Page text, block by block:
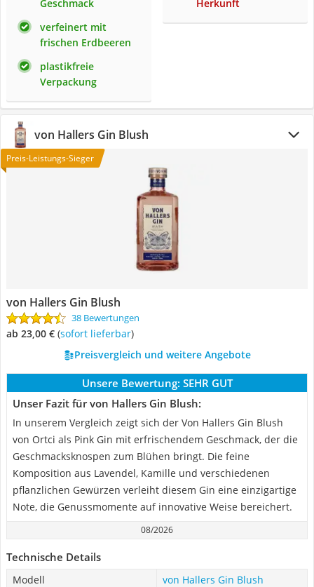
Geschmack
verfeinert mit
frischen Erdbeeren
plastikfreie
Verpackung
Herkunft
von Hallers Gin Blush
Preis-Leistungs-Sieger
von Hallers Gin Blush
38 Bewertungen
ab 23,00 € ( Sofort lieferbar)
Preisvergleich und weitere Angebote
Unsere Bewertung: SEHR GUT
Unser Fazit für von Hallers Gin Blush:
In unserem Vergleich zeigt sich der Von Hallers Gin Blush
von Ortci als Pink Gin mit erfrischendem Geschmack, der die
Geschmacksknospen zum Blühen bringt. Die feine
Komposition aus Lavendel, Kamille und verschiedenen
pflanzlichen Gewürzen verleiht diesem Gin eine einzigartige
Note, die Genussmomente auf innovative Weise bereichert.
08/2026
Technische Details
Modell
von Hallers Gin Blush